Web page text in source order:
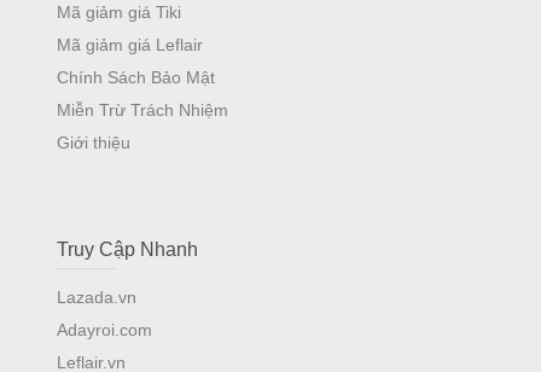
Mã giảm giá Tiki
Mã giảm giá Leflair
Chính Sách Bảo Mật
Miễn Trừ Trách Nhiệm
Giới thiệu
Truy Cập Nhanh
Lazada.vn
Adayroi.com
Leflair.vn